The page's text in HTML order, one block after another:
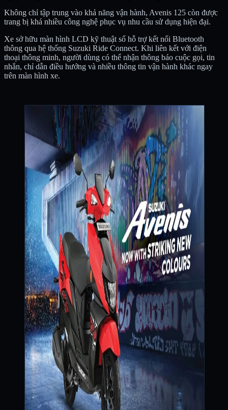
Không chỉ tập trung vào khả năng vận hành, Avenis 125 còn được
trang bị khá nhiều công nghệ phục vụ nhu cầu sử dụng hiện đại.
Xe sở hữu màn hình LCD kỹ thuật số hỗ trợ kết nối Bluetooth
thông qua hệ thống Suzuki Ride Connect. Khi liên kết với điện
thoại thông minh, người dùng có thể nhận thông báo cuộc gọi, tin
nhắn, chỉ dẫn điều hướng và nhiều thông tin vận hành khác ngay
trên màn hình xe.